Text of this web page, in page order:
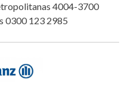
4004-3700
0300 123 2985